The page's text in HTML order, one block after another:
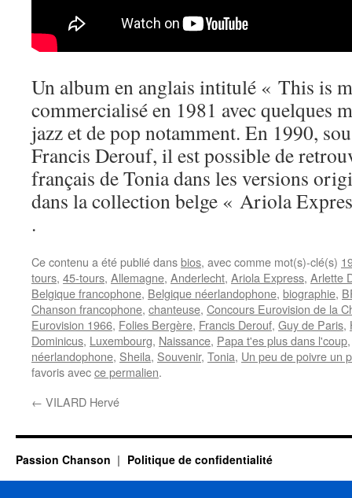
Un album en anglais intitulé « This is
commercialisé en 1981 avec quelques
jazz et de pop notamment. En 1990,
Francis Derouf, il est possible de
français de Tonia dans les versions
dans la collection belge « Ariola
.
Ce contenu a été publié dansbios, avec comme mot(s)-clé(s)
tours, 45-tours, Allemagne, Anderlecht, Ariola Express, Arlette
Belgique francophone, Belgique néerlandophone, biographie,
Chanson francophone, chanteuse, Concours Eurovision de la
Eurovision 1966, Folies Bergère, Francis Derouf, Guy de Paris,
Dominicus, Luxembourg, Naissance, Papa t'es plus dans l'coup
néerlandophone, Sheila, Souvenir, Tonia, Un peu de poivre un
favoris avecce permalien.
← VILARD Hervé
Passion Chanson Politique de confidentialité